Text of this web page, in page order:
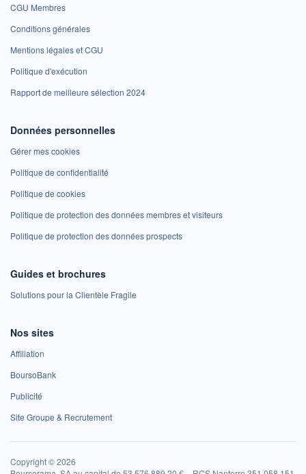
CGU Membres
Conditions générales
Mentions légales et CGU
Politique d'exécution
Rapport de meilleure sélection 2024
Données personnelles
Gérer mes cookies
Politique de confidentialité
Politique de cookies
Politique de protection des données membres et visiteurs
Politique de protection des données prospects
Guides et brochures
Solutions pour la Clientèle Fragile
Nos sites
Affiliation
BoursoBank
Publicité
Site Groupe & Recrutement
Copyright © 2026